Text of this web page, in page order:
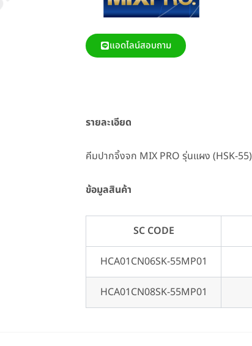
แอดไลน์สอบถาม
รายละเอียด
คีมปากจิ้งจก MIX PRO รุ่นแผง (HSK-55)
ข้อมูลสินค้า
SC CODE
HCA01CN06SK-55MP01
HCA01CN08SK-55MP01